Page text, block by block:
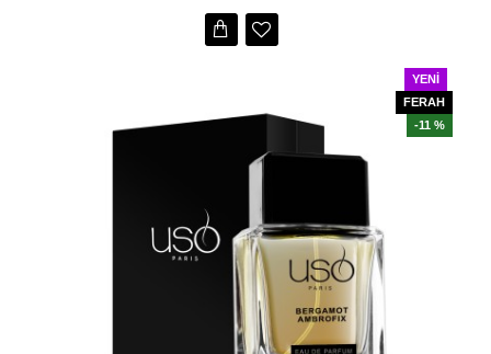
YENI
FERAH
-11 %